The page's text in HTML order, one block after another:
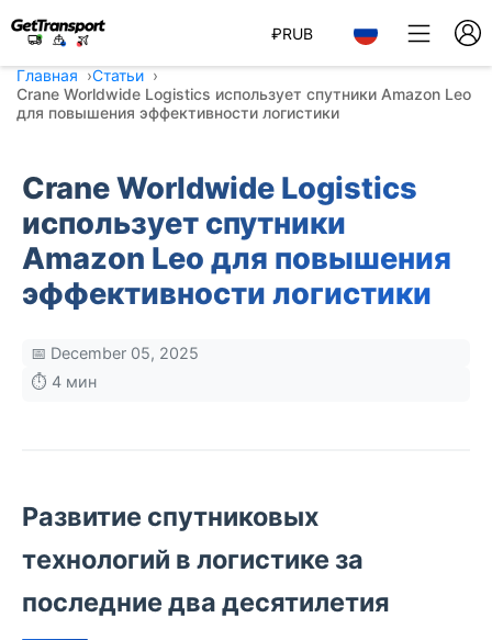
₽RUB
Главная
Статьи
Crane Worldwide Logistics использует спутники Amazon Leo
для повышения эффективности логистики
Crane Worldwide Logistics
использует спутники
Amazon Leo для повышения
эффективности логистики
📅 December 05, 2025
⏱️ 4 мин
Развитие спутниковых
технологий в логистике за
последние два десятилетия